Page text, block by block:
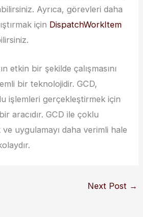
Ayrıca, görevleri daha
için DispatchWorkItem
etkin bir şekilde çalışmasını
bir teknolojidir. GCD,
işlemleri gerçekleştirmek için
aracıdır. GCD ile çoklu
uygulamayı daha verimli hale
Next Post →